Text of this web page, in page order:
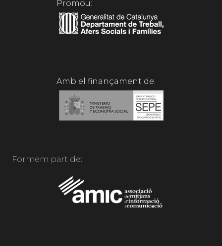
Promou:
Amb el finançament de:
Formem part de: